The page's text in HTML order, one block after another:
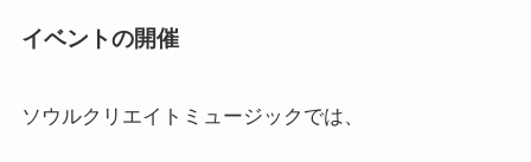
イベントの開催
ソウルクリエイトミュージックでは、